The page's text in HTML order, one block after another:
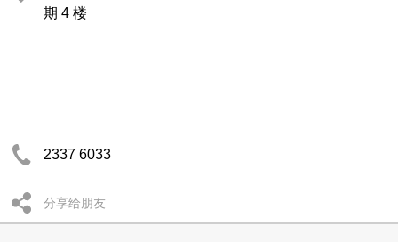
期 4 楼
2337 6033
分享给朋友